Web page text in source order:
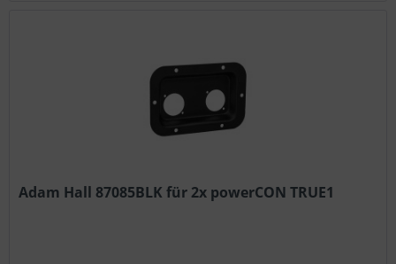
Adam Hall 87085BLK für 2x powerCON TRUE1